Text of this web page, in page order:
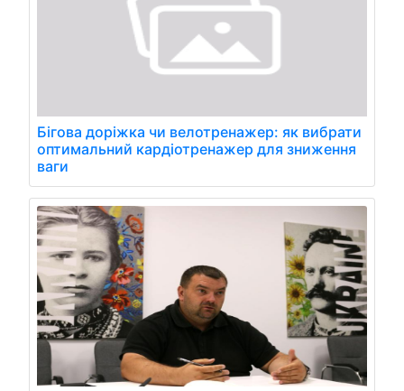
Бігова доріжка чи велотренажер: як вибрати
оптимальний кардіотренажер для зниження
ваги